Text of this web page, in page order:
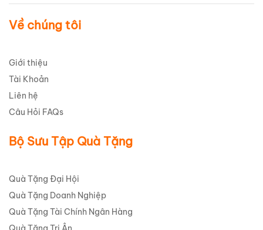
Về chúng tôi
Giới thiệu
Tài Khoản
Liên hệ
Câu Hỏi FAQs
Bộ Sưu Tập Quà Tặng
Quà Tặng Đại Hội
Quà Tặng Doanh Nghiệp
Quà Tặng Tài Chính Ngân Hàng